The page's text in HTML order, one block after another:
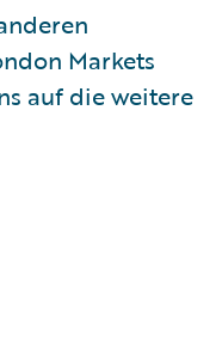
Markets
auf die weitere